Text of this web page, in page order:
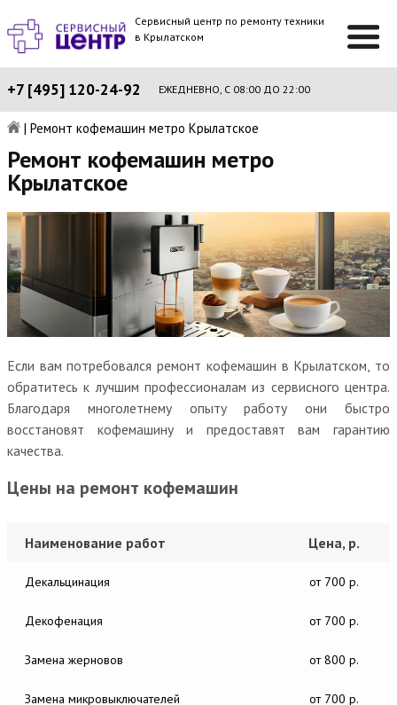
Сервисный центр по ремонту техники
в Крылатском
+7 [495] 120-24-92 ЕЖЕДНЕВНО, С 08:00 ДО 22:00
| Ремонт кофемашин метро Крылатское
Ремонт кофемашин метро
Крылатское
Если вам потребовался ремонт кофемашин в Крылатском, то
обратитесь к лучшим профессионалам из сервисного центра.
Благодаря многолетнему опыту работу они быстро
восстановят кофемашину и предоставят вам гарантию
качества.
Цены на ремонт кофемашин
Наименование работ Цена, р.
Декальцинация от 700 р.
Декофенация от 700 р.
Замена жерновов от 800 р.
Замена микровыключателей от 700 р.